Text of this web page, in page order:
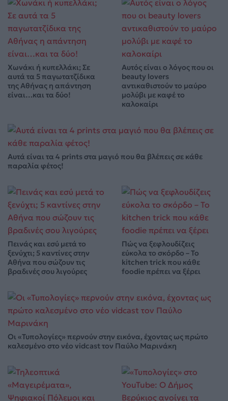
Χωνάκι ή κυπελλάκι; Σε
αυτά τα 5 παγωτατζίδικα
της Αθήνας η απάντηση
είναι…και τα δύο!
Αυτός είναι ο λόγος που οι
beauty lovers
αντικαθιστούν το μαύρο
μολύβι με καφέ το
καλοκαίρι
Αυτά είναι τα 4 prints στα μαγιό που θα βλέπεις σε κάθε
παραλία φέτος!
Πεινάς και εσύ μετά το
ξενύχτι; 5 καντίνες στην
Αθήνα που σώζουν τις
βραδινές σου λιγούρες
Πώς να ξεφλουδίζεις
εύκολα το σκόρδο – Το
kitchen trick που κάθε
foodie πρέπει να ξέρει
Οι «Τυπολογίες» περνούν στην εικόνα, έχοντας ως πρώτο
καλεσμένο στο νέο vidcast τον Παύλο Μαρινάκη